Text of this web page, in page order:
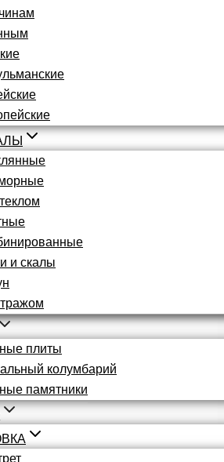
и скалы
плиты
колумбарий
памятники